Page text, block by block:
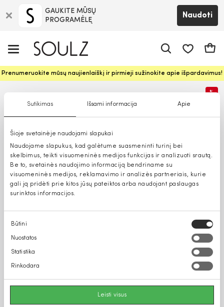
Sutikimas Išsami informacija Apie
Šioje svetainėje naudojami slapukai
Naudojame slapukus, kad galėtume suasmeninti turinį bei
skelbimus, teikti visuomeninės medijos funkcijas ir analizuoti srautą.
Be to, svetainės naudojimo informaciją bendriname su
visuomeninės medijos, reklamavimo ir analizės partneriais, kurie
gali ją pridėti prie kitos jūsų pateiktos arba naudojant paslaugas
surinktos informacijos.
Sutikimo
pasirinkimas
Būtini
Nuostatos
Statistika
Rinkodara
Leisti visus
GAUKITE MŪSŲ
PROGRAMĖLĘ
Naudoti
Prenumeruokite mūsų naujienlaiškį ir pirmieji sužinokite apie išpardavimus!
%